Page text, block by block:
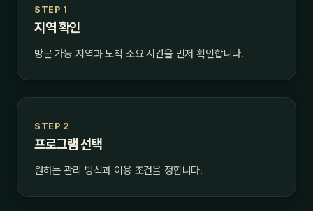
STEP 1
지역 확인
방문 가능 지역과 도착 소요 시간을 먼저 확인합니다.
STEP 2
프로그램 선택
원하는 관리 방식과 이용 조건을 정합니다.